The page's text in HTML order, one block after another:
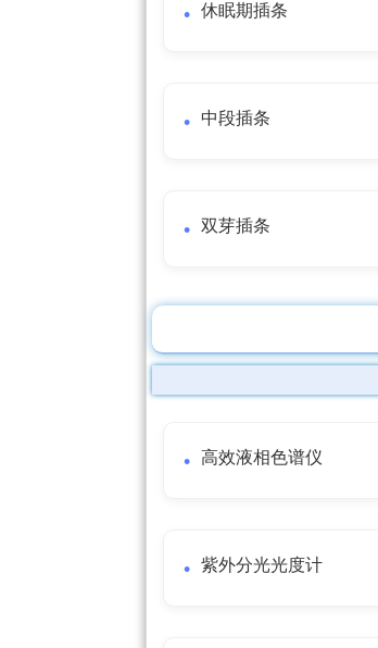
休眠期插条
中段插条
双芽插条
高效液相色谱仪
紫外分光光度计